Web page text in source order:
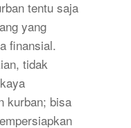
tentu saja
yang
finansial.
tidak
kurban; bisa